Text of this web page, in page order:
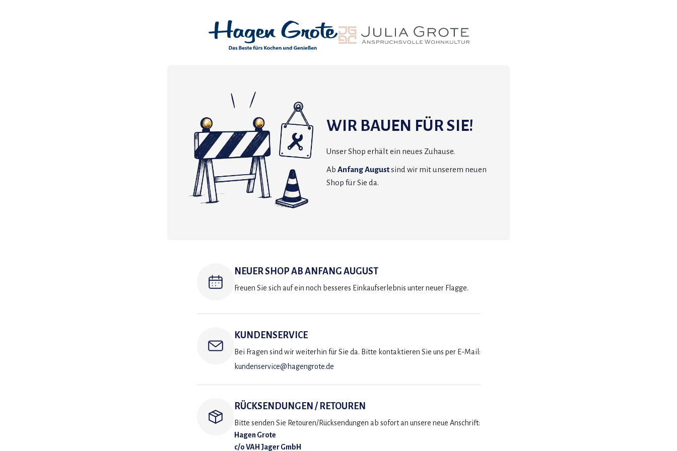
WIR BAUEN FÜR SIE!
Unser Shop erhält ein neues Zuhause.
Ab Anfang Augustsind wir mit unserem neuen
Shop für Sie da.
NEUER SHOP AB ANFANG AUGUST
Freuen Sie sich auf ein noch besseres Einkaufserlebnis unter neuer Flagge.
KUNDENSERVICE
Bei Fragen sind wir weiterhin für Sie da. Bitte kontaktieren Sie uns per E-Mail:
kundenservice@hagengrote.de
RÜCKSENDUNGEN / RETOUREN
Bitte senden Sie Retouren/Rücksendungen ab sofort an unsere neue Anschrift:
Hagen Grote
c/o VAH Jager GmbH